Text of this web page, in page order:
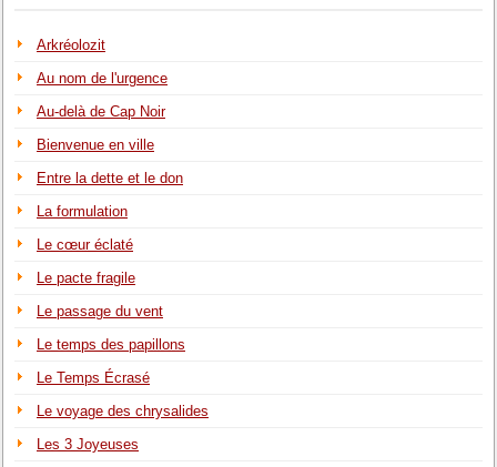
Arkréolozit
Au nom de l'urgence
Au-delà de Cap Noir
Bienvenue en ville
Entre la dette et le don
La formulation
Le cœur éclaté
Le pacte fragile
Le passage du vent
Le temps des papillons
Le Temps Écrasé
Le voyage des chrysalides
Les 3 Joyeuses